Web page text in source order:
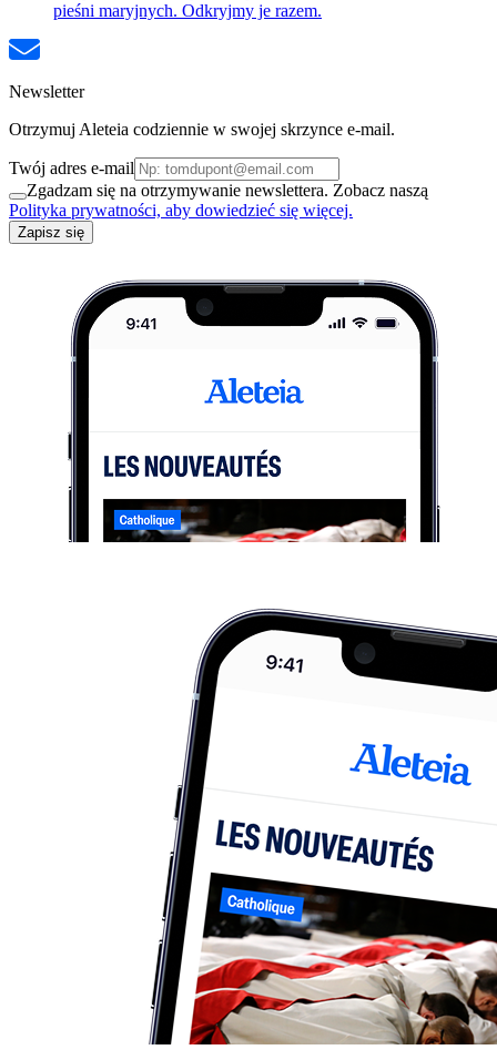
pieśni maryjnych. Odkryjmy je razem.
Newsletter
Otrzymuj Aleteia codziennie w swojej skrzynce e-mail.
Twój adres e-mail
Zgadzam się na otrzymywanie newslettera. Zobacz naszą
Polityka prywatności, aby dowiedzieć się więcej.
Zapisz się